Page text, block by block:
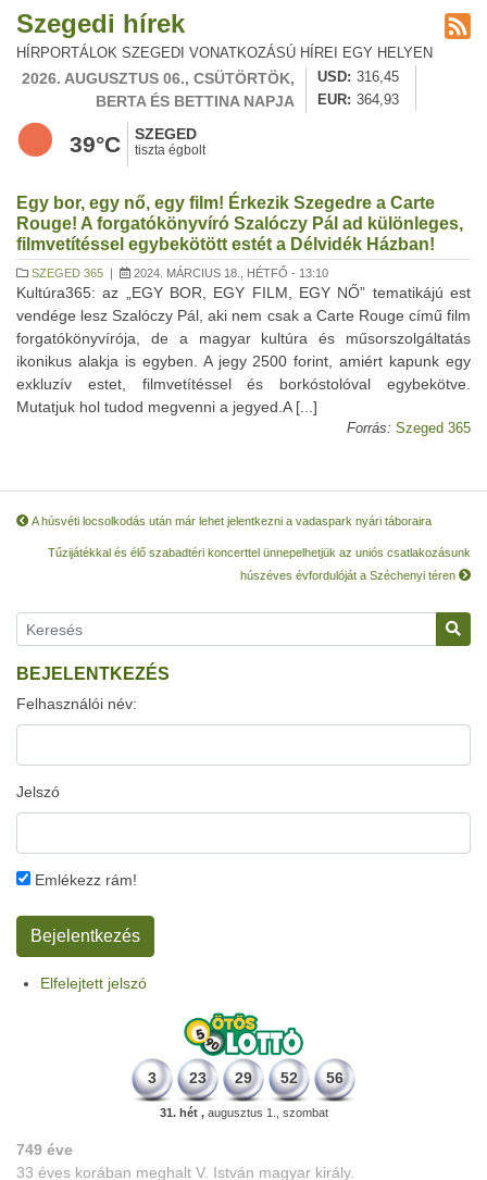
Szegedi hírek
HÍRPORTÁLOK SZEGEDI VONATKOZÁSÚ HÍREI EGY HELYEN
2026. AUGUSZTUS 06., CSÜTÖRTÖK,
BERTA ÉS BETTINA NAPJA
USD
316,45
EUR
364,93
39°C SZEGED
tiszta égbolt
Egy bor, egy nő, egy film! Érkezik Szegedre a Carte
Rouge! A forgatókönyvíró Szalóczy Pál ad különleges,
filmvetítéssel egybekötött estét a Délvidék Házban!
SZEGED 365 | 2024. MÁRCIUS 18., HÉTFŐ - 13:10
Kultúra365: az „EGY BOR, EGY FILM, EGY NŐ” tematikájú est
vendége lesz Szalóczy Pál, aki nem csak a Carte Rouge című film
forgatókönyvírója, de a magyar kultúra és műsorszolgáltatás
ikonikus alakja is egyben. A jegy 2500 forint, amiért kapunk egy
exkluzív estet, filmvetítéssel és borkóstolóval egybekötve.
Mutatjuk hol tudod megvenni a jegyed.A [...]
Forrás: Szeged 365
A húsvéti locsolkodás után már lehet jelentkezni a vadaspark nyári táboraira
Tűzijátékkal és élő szabadtéri koncerttel ünnepelhetjük az uniós csatlakozásunk
húszéves évfordulóját a Széchenyi téren
BEJELENTKEZÉS
Felhasználói név:
Jelszó
Emlékezz rám!
Elfelejtett jelszó
3 23 29 52 56
31. hét ,augusztus 1., szombat
749 éve
33 éves korában meghalt V. István magyar király.